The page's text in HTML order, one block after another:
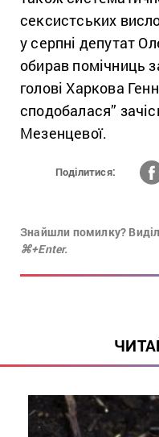
сексистських
у серпні депутат
обирав помічниць
голові Харкова
сподобалася”
Мезенцевої.
Поділитися:
Знайшли помилку?
⌘+Enter.